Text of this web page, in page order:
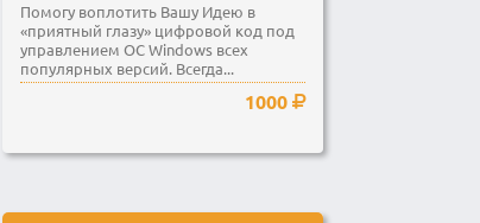
Помогу воплотить Вашу Идею в
«приятный глазу» цифровой код под
управлением ОС Windows всех
популярных версий. Всегда...
1000